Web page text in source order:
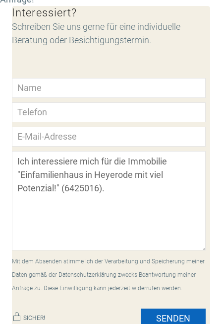
Interessiert?
Schreiben Sie uns gerne für eine individuelle
Beratung oder Besichtigungstermin.
Mit dem Absenden stimme ich der Verarbeitung und Speicherung meiner
Daten gemäß der Datenschutzerklärung zwecks Beantwortung meiner
Anfrage zu. Diese Einwilligung kann jederzeit widerrufen werden.
SICHER! SENDEN